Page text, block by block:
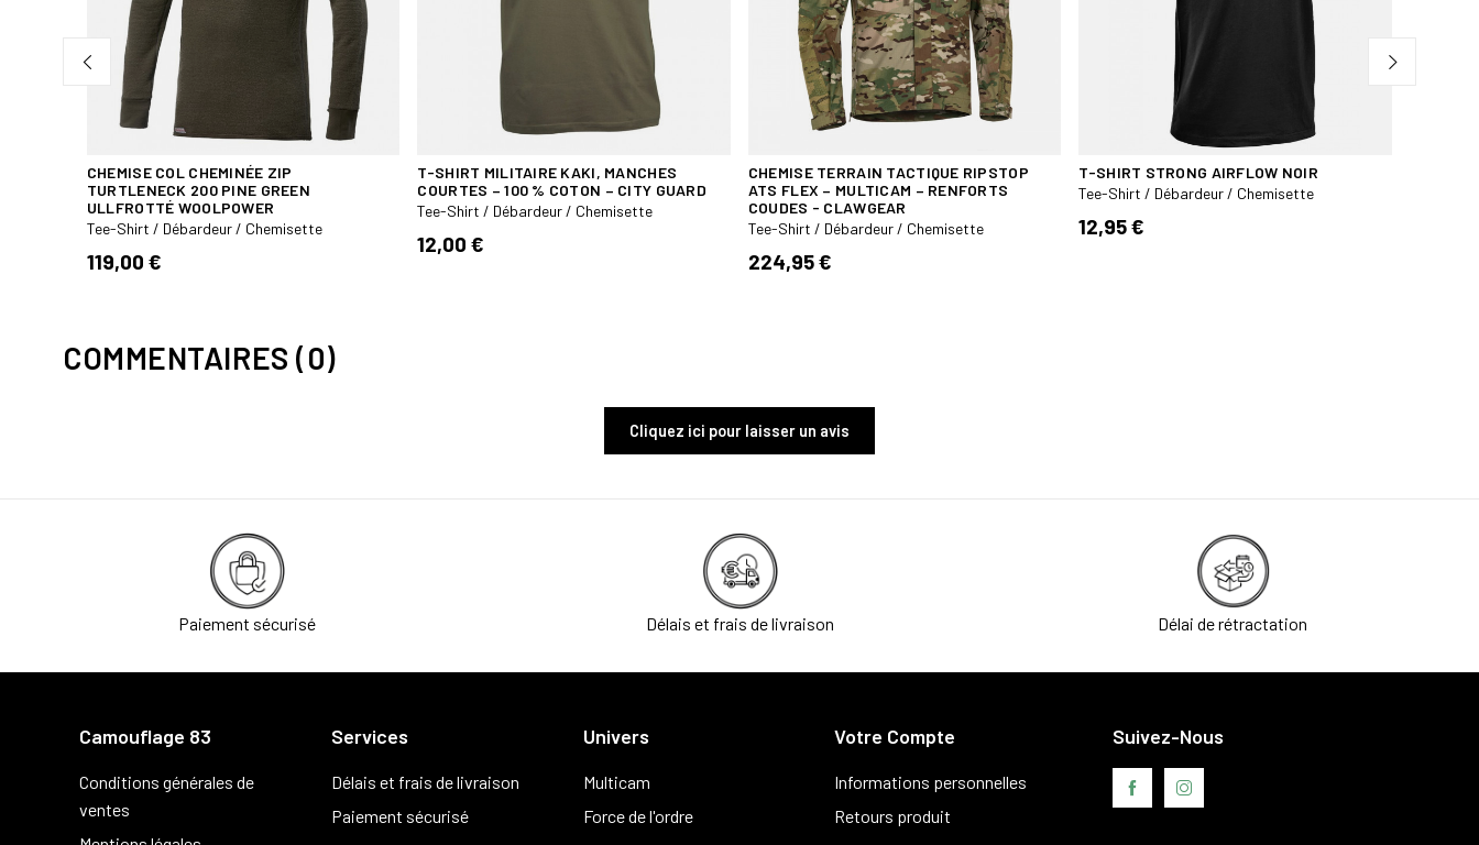
CHEMISE COL CHEMINÉE ZIP
TURTLENECK 200 PINE GREEN
ULLFROTTÉ WOOLPOWER
Tee-Shirt / Débardeur / Chemisette
119,00 €
T-SHIRT MILITAIRE KAKI, MANCHES
COURTES – 100 % COTON – CITY GUARD
Tee-Shirt / Débardeur / Chemisette
12,00 €
CHEMISE TERRAIN TACTIQUE RIPSTOP
ATS FLEX – MULTICAM – RENFORTS
COUDES - CLAWGEAR
Tee-Shirt / Débardeur / Chemisette
224,95 €
T-SHIRT STRONG AIRFLOW NOIR
Tee-Shirt / Débardeur / Chemisette
12,95 €
COMMENTAIRES (0)
Cliquez ici pour laisser un avis
Paiement sécurisé Délais et frais de livraison Délai de rétractation
Camouflage 83
Conditions générales de
ventes
Services
Délais et frais de livraison
Paiement sécurisé
Univers
Multicam
Force de l'ordre
Votre Compte
Informations personnelles
Retours produit
Suivez-Nous